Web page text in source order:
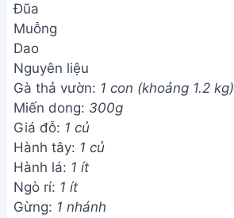
Đũa
Muỗng
Dao
Nguyên liệu
Gà thả vườn: 1 con (khoảng 1.2 kg)
Miến dong: 300g
Giá đỗ: 1 củ
Hành tây: 1 củ
Hành lá: 1 ít
Ngò rí: 1 ít
Gừng: 1 nhánh